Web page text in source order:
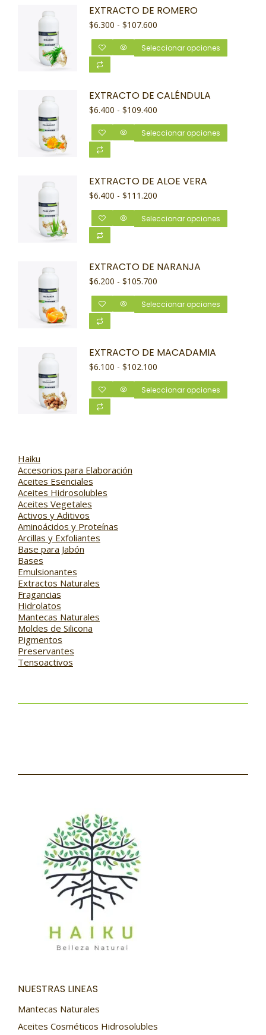
EXTRACTO DE ROMERO
$6.300 - $107.600
Seleccionar opciones
EXTRACTO DE CALÉNDULA
$6.400 - $109.400
Seleccionar opciones
EXTRACTO DE ALOE VERA
$6.400 - $111.200
Seleccionar opciones
EXTRACTO DE NARANJA
$6.200 - $105.700
Seleccionar opciones
EXTRACTO DE MACADAMIA
$6.100 - $102.100
Seleccionar opciones
Haiku
Accesorios para Elaboración
Aceites Esenciales
Aceites Hidrosolubles
Aceites Vegetales
Activos y Aditivos
Aminoácidos y Proteínas
Arcillas y Exfoliantes
Base para Jabón
Bases
Emulsionantes
Extractos Naturales
Fragancias
Hidrolatos
Mantecas Naturales
Moldes de Silicona
Pigmentos
Preservantes
Tensoactivos
NUESTRAS LINEAS
Mantecas Naturales
Aceites Cosméticos Hidrosolubles